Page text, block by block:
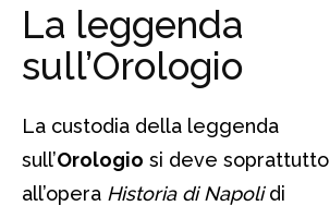
La leggenda
sull’Orologio
La custodia della leggenda
sull’Orologio si deve soprattutto
all’opera Historia di Napolidi